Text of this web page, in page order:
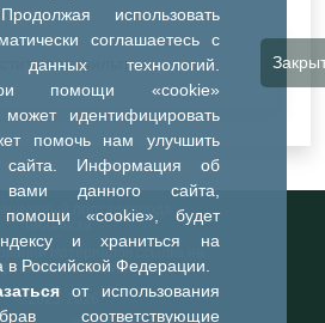
использовать
соглашаетесь с
данных технологий.
помощи «cookie»
идентифицировать
помочь нам улучшить
сайта. Информация об
вами данного сайта,
«cookie», будет
и храниться на
в Российской Федерации.
от использования
соответствующие
все фильтры
портал города
Тобольска
материалов ссылка на
обязательна
©2023-2026